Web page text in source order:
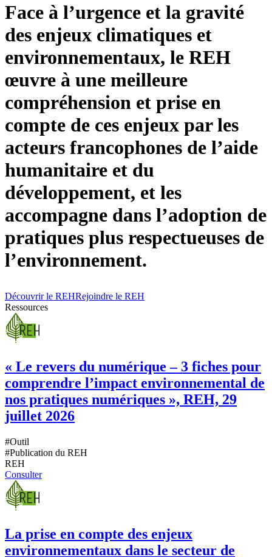
Face à l’urgence et la gravité
des enjeux climatiques et
environnementaux, le REH
œuvre à une meilleure
compréhension et prise en
compte de ces enjeux par les
acteurs francophones de l’aide
humanitaire et du
développement, et les
accompagne dans l’adoption de
pratiques plus respectueuses de
l’environnement.
Découvrir le REHRejoindre le REH
Ressources
« Le revers du numérique – 3 fiches pour
comprendre l’impact environnemental de
nos pratiques numériques », REH, 29
juillet 2026
#Outil
#Publication du REH
REH
Consulter
La prise en compte des enjeux
environnementaux dans le secteur de